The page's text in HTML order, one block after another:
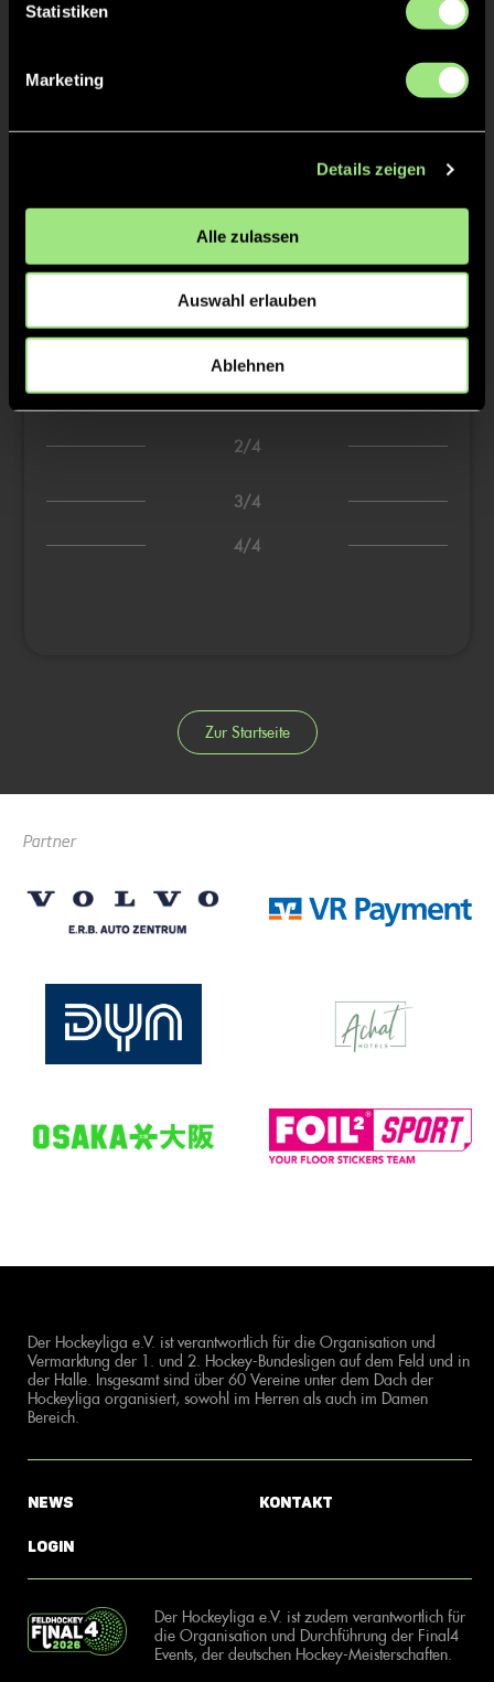
Statistiken
Marketing
Details zeigen
Alle zulassen
Auswahl erlauben
Ablehnen
TW = Torwart & ETW = Ersatztorwart, K = Kapitän
Tore & Karten
1/4
0:1 Line J., 8’
2/4
3/4
4/4
Zur Startseite
Partner
Der Hockeyliga e.V. ist verantwortlich für die Organisation und
Vermarktung der 1. und 2. Hockey-Bundesligen auf dem Feld und in
der Halle. Insgesamt sind über 60 Vereine unter dem Dach der
Hockeyliga organisiert, sowohl im Herren als auch im Damen
Bereich.
News
Login
Kontakt
Der Hockeyliga e.V. ist zudem verantwortlich für
die Organisation und Durchführung der Final4
Events, der deutschen Hockey-Meisterschaften.